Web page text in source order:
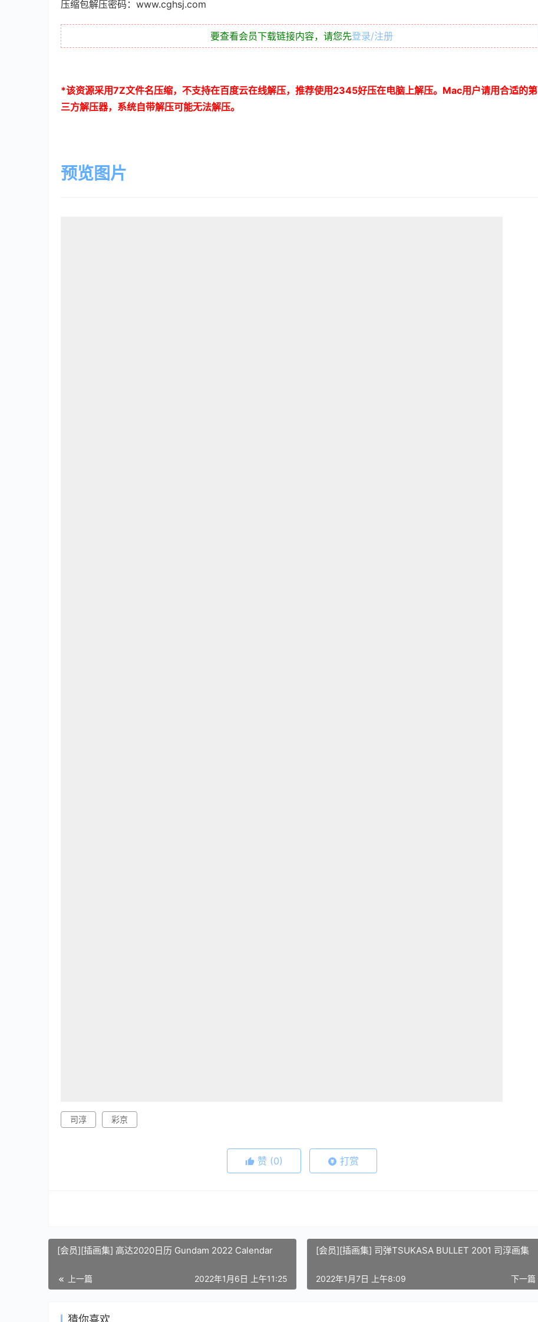
压缩包解压密码：www.cghsj.com
要查看会员下载链接内容，请您先登录/注册
*该资源采用7Z文件名压缩，不支持在百度云在线解压，推荐使用 2345好压在电脑上解压。 Mac用户请用合适的第
三方解压器，系统自带解压可能无法解压。
预览图片
司淳 彩京
赞 (0) 打赏
[会员][插画集] 高达2020日历 Gundam 2022 Calendar
上一篇 2022年1月6日 上午11:25
[会员][插画集] 司弹TSUKASA BULLET 2001 司淳画集
下一篇
2022年1月7日 上午8:09